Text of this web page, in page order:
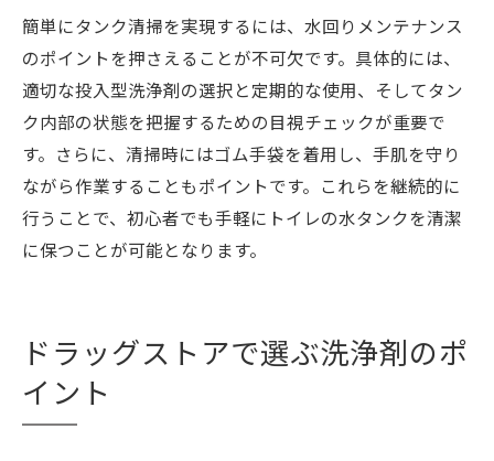
簡単にタンク清掃を実現するには、水回りメンテナンス
のポイントを押さえることが不可欠です。具体的には、
適切な投入型洗浄剤の選択と定期的な使用、そしてタン
ク内部の状態を把握するための目視チェックが重要で
す。さらに、清掃時にはゴム手袋を着用し、手肌を守り
ながら作業することもポイントです。これらを継続的に
行うことで、初心者でも手軽にトイレの水タンクを清潔
に保つことが可能となります。
ドラッグストアで選ぶ洗浄剤のポ
イント